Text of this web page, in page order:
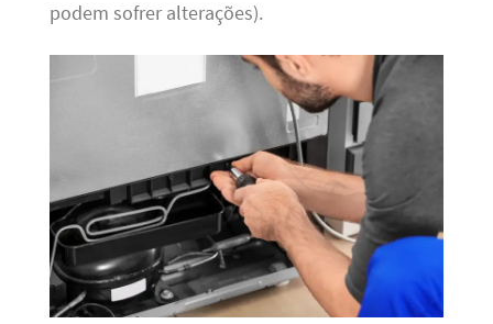
podem sofrer alterações).